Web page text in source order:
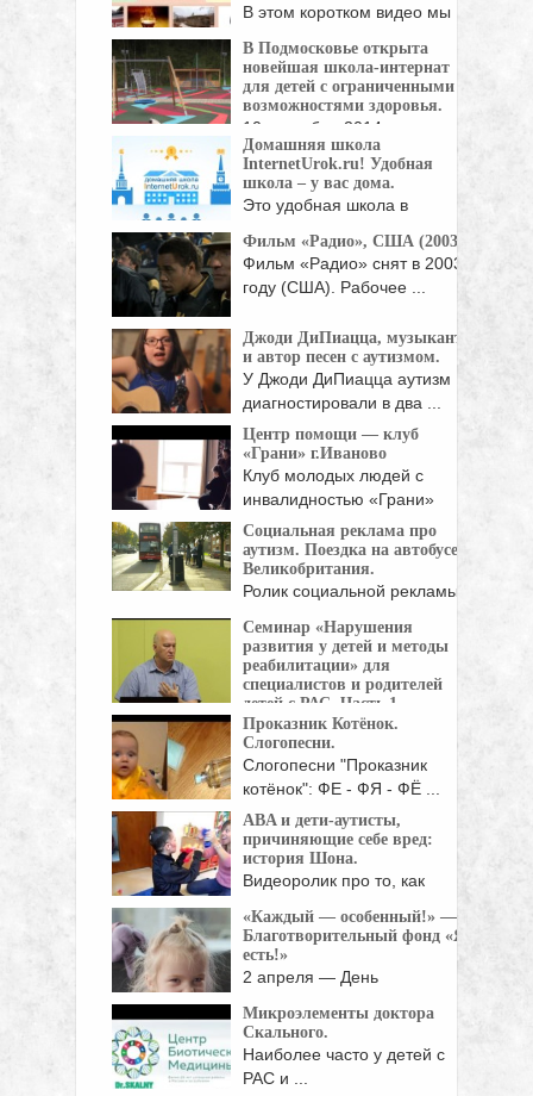
В этом коротком видео мы
В Подмосковье открыта
новейшая школа-интернат
для детей с ограниченными
возможностями здоровья.
10 сентября 2014г. в
деревне Райсеменовское
Серпуховского ...
Домашняя школа
InternetUrok.ru! Удобная
школа – у вас дома.
Это удобная школа в
Фильм «Радио», США (2003)
Фильм «Радио» снят в 2003
году (США). Рабочее ...
Джоди ДиПиацца, музыкант
и автор песен с аутизмом.
У Джоди ДиПиацца аутизм
диагностировали в два ...
Центр помощи — клуб
«Грани» г.Иваново
Клуб молодых людей с
инвалидностью «Грани»
образован ...
Социальная реклама про
аутизм. Поездка на автобусе.
Великобритания.
Ролик социальной рекламы
Национального общества аутизма
Великобритании. ...
Семинар «Нарушения
развития у детей и методы
реабилитации» для
специалистов и родителей
детей с РАС. Часть 1.
Олег Владимирович
Кагарлицкий врач лечебной физкультуры,
кинезиотерапевт. Окончил ...
Проказник Котёнок.
Слогопесни.
Слогопесни "Проказник
котёнок": ФЕ - ФЯ - ФЁ ...
ABA и дети-аутисты,
причиняющие себе вред:
история Шона.
Видеоролик про то, как
«Каждый — особенный!» —
Благотворительный фонд «Я
есть!»
2 апреля — День
информации об ...
Микроэлементы доктора
Скального.
Наиболее часто у детей с
РАС и ...